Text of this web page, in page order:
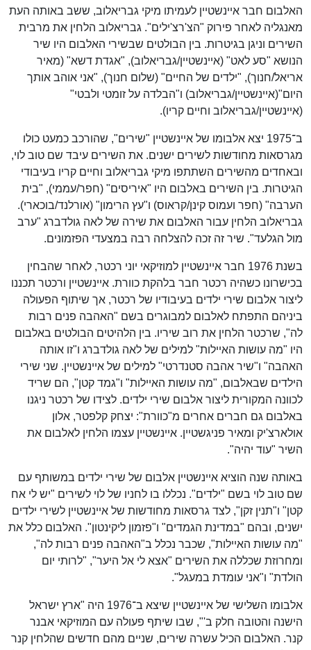
האלבום חבר איינשטיין לעמיתו מיקי גבריאלוב, ששב באותה העת
מאנגליה לאחר פירוק "הצ'רצ'ילים". גבריאלוב הלחין את מרבית
השירים וניגן בגיטרות. בין הבולטים שבשירי האלבום היו שיר
הנושא "סע לאט" (איינשטיין/גבריאלוב), "אגדת דשא" (מאיר
אריאל/חנוך), "ילדים של החיים" (שלום חנוך), "אני אוהב אותך
היום"(איינשטיין/גבריאלוב) ו"הבלדה על זומטי ולבטי"
(איינשטיין/גבריאלוב וחיים קריו).
ב־1975 יצא אלבומו של איינשטיין "שירים", שהורכב כמעט כולו
מגרסאות מחודשות לשירים ישנים. את השירים עיבד שם טוב לוי,
ובאחדים מהשירים השתתפו מיקי גבריאלוב וחיים קריו בעיבודי
הגיטרות. בין השירים באלבום היו "איריסים" (חפר/עממי), "בית
הערבה" (חפר ועמוס קינן/קראוס) ו"עץ הרימון" (אורלנד/בוכארי).
גבריאלוב הלחין עבור האלבום את שירה של לאה גולדברג "ערב
מול הגלעד". שיר זה זכה להצלחה רבה במצעדי הפזמונים.
בשנת 1976 חבר איינשטיין למוזיקאי יוני רכטר, לאחר שהבחין
בכישרונו כשהיה רכטר חבר בלהקת כוורת. איינשטיין ורכטר תכננו
ליצור אלבום שירי ילדים בעיבודיו של רכטר, אך שיתוף הפעולה
ביניהם התפתח לאלבום למבוגרים בשם "האהבה פנים רבות
לה", שרכטר הלחין את רוב שיריו. בין הלהיטים הבולטים באלבום
היו "מה עושות האיילות" למילים של לאה גולדברג ו"זו אותה
האהבה" ו"שיר אהבה סטנדרטי" למילים של איינשטיין. שני שירי
הילדים שבאלבום, "מה עושות האיילות" ו"גמד קטן", הם שריד
לכוונה המקורית ליצור אלבום שירי ילדים. לצידו של רכטר ניגנו
באלבום גם חברים אחרים מ"כוורת": יצחק קלפטר, אלון
אולארצ'יק ומאיר פניגשטיין. איינשטיין עצמו הלחין לאלבום את
השיר "עוד יהיה".
באותה שנה הוציא איינשטיין אלבום של שירי ילדים במשותף עם
שם טוב לוי בשם "ילדים". נכללו בו לחניו של לוי לשירים "יש לי אח
קטן" ו"תנין זקן", לצד גרסאות מחודשות של איינשטיין לשירי ילדים
ישנים, ובהם "במדינת הגמדים" ו"פזמון ליקינטון". האלבום כלל את
"מה עושות האיילות", שכבר נכלל ב"האהבה פנים רבות לה",
ומחרוזת שכללה את השירים "אצא לי אל היער", "לרותי יום
הולדת" ו"אני עומדת במעגל".
אלבומו השלישי של איינשטיין שיצא ב־1976 היה "ארץ ישראל
הישנה והטובה חלק ב'", שבו שיתף פעולה עם המוזיקאי אבנר
קנר. האלבום הכיל עשרה שירים, שניים מהם חדשים שהלחין קנר